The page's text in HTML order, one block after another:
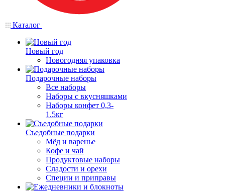
Каталог
Новый год
Новогодняя упаковка
Подарочные наборы
Все наборы
Наборы с вкусняшками
Наборы конфет 0,3-
1.5кг
Съедобные подарки
Мёд и варенье
Кофе и чай
Продуктовые наборы
Сладости и орехи
Специи и приправы